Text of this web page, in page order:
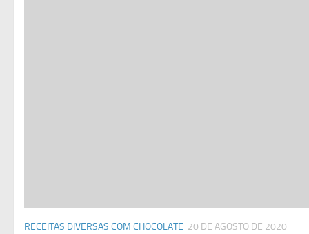
RECEITAS DIVERSAS COM CHOCOLATE 20 DE AGOSTO DE 2020